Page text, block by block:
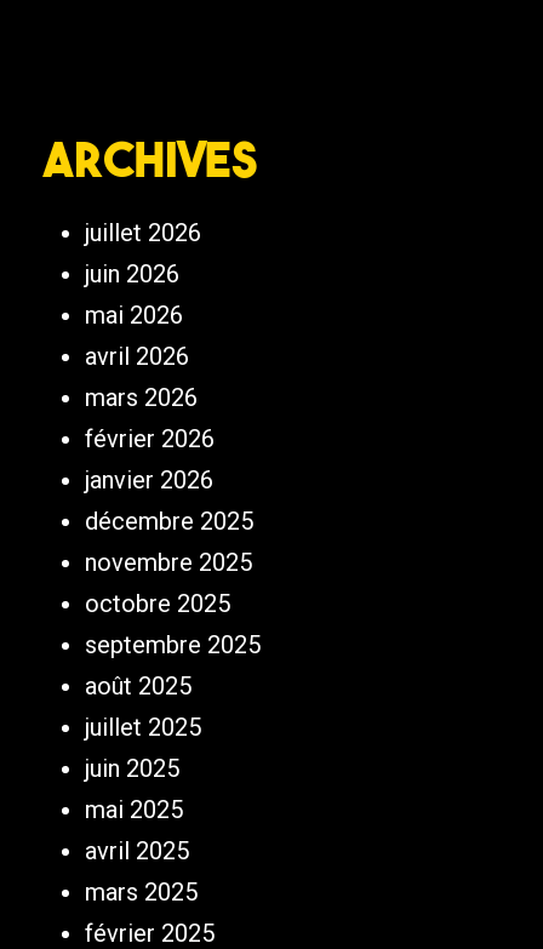
Archives
juillet 2026
juin 2026
mai 2026
avril 2026
mars 2026
février 2026
janvier 2026
décembre 2025
novembre 2025
octobre 2025
septembre 2025
août 2025
juillet 2025
juin 2025
mai 2025
avril 2025
mars 2025
février 2025